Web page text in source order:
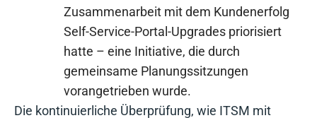
Zusammenarbeit mit dem Kundenerfolg
Self-Service-Portal-Upgrades priorisiert
hatte – eine Initiative, die durch
gemeinsame Planungssitzungen
vorangetrieben wurde.
Die kontinuierliche Überprüfung, wie ITSM mit